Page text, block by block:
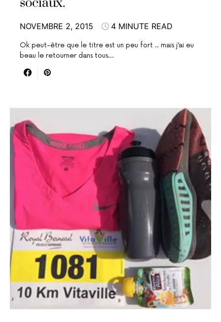
NOVEMBRE 2, 2015 4 MINUTE READ
Ok peut-être que le titre est un peu fort .. mais j’ai eu
beau le retourner dans tous…